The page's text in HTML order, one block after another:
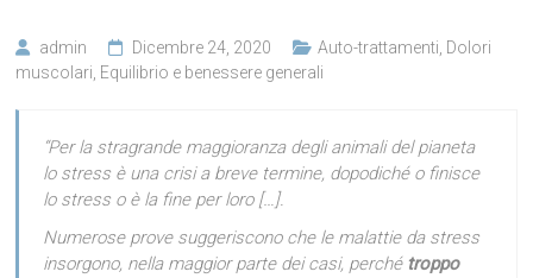
admin Dicembre 24, 2020 Auto-trattamenti, Dolori
muscolari, Equilibrio e benessere generali
“Per la stragrande maggioranza degli animali del pianeta
lo stress è una crisi a breve termine, dopodiché o finisce
lo stress o è la fine per loro […].
Numerose prove suggeriscono che le malattie da stress
insorgono, nella maggior parte dei casi, perché troppo